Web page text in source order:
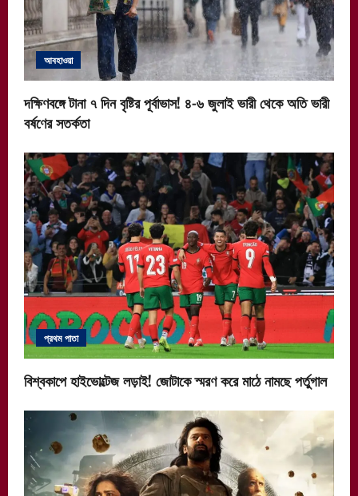
আবহাওয়া
দক্ষিণবঙ্গে টানা ৭ দিন বৃষ্টির পূর্বাভাস! ৪-৬ জুলাই ভারী থেকে অতি ভারী
বর্ষণের সতর্কতা
প্রথম পাতা
বিশ্বকাপে হাইভোল্টেজ লড়াই! জোটাকে স্মরণ করে মাঠে নামছে পর্তুগাল